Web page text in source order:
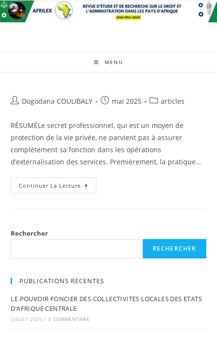
Skip
to
MENU
Auteur/autrice
la
publication :
Dogodana COULIBALY
Postmai 2025
Postarticles
RÉSUMÉLe secret professionnel, qui est un moyen de
protection de la vie privée, ne parvient pas à assurer
complètement sa fonction dans les opérations
d’externalisation des services. Premièrement, la pratique…
Continuer La Lecture LE
SECRET
SERVICES
IVOIRIEN
Rechercher
RECHERCHER
PUBLICATIONS RECENTES
LE POUVOIR FONCIER DES COLLECTIVITES LOCALES DES ETATS
D’AFRIQUE CENTRALE
JUILLET 2026 / 0 COMMENTAIRE